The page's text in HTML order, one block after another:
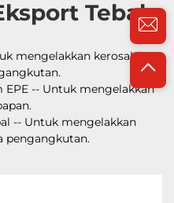
Tebal
mengelakkan kerosakan
-- Untuk mengelakkan
-- Untuk mengelakkan
pengangkutan.